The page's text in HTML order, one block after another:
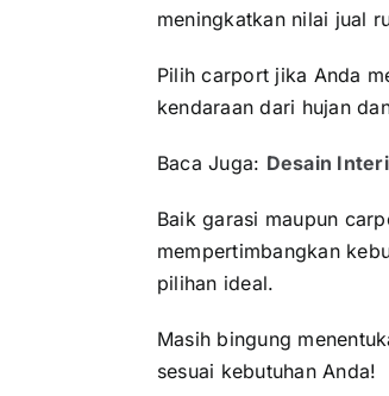
meningkatkan nilai jual
Pilih carport jika Anda
kendaraan dari hujan
Baca Juga: Desain
Baik garasi maupun
mempertimbangkan
pilihan ideal.
Masih bingung
sesuai kebutuhan Anda!